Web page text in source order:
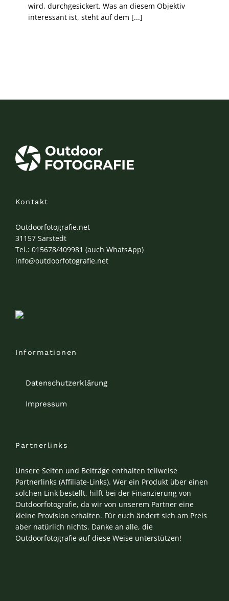
wird, durchgesickert. Was an diesem Objektiv
interessant ist, steht auf dem [...]
Kontakt
Outdoorfotografie.net
31157 Sarstedt
Tel.: 015678/409981 (auch WhatsApp)
info@outdoorfotografie.net
Informationen
Datenschutzerklärung
Impressum
Partnerlinks
Unsere Seiten und Beiträge enthalten teilweise
Partnerlinks (Affiliate-Links). Wer ein Produkt über einen
solchen Link bestellt, hilft bei der Finanzierung von
Outdoorfotografie, da wir von unserem Partner eine
kleine Provision erhalten. Für euch ändert sich am Preis
aber natürlich nichts. Danke an alle, die
Outdoorfotografie auf diese Weise unterstützen!